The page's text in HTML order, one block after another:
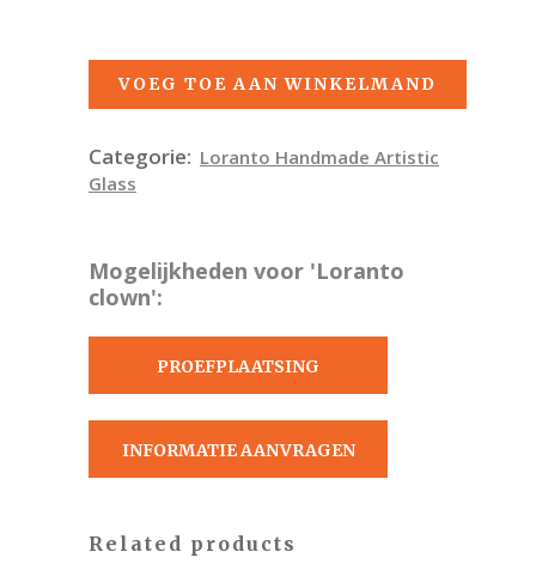
VOEG TOE AAN WINKELMAND
Categorie: Loranto Handmade Artistic
Glass
Mogelijkheden voor 'Loranto
clown':
PROEFPLAATSING
INFORMATIE AANVRAGEN
Related products